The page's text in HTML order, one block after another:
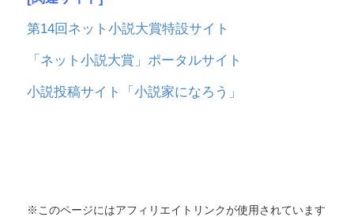
第14回ネット小説大賞特設サイト
「ネット小説大賞」ポータルサイト
小説投稿サイト「小説家になろう」
※このページにはアフィリエイトリンクが使用されています